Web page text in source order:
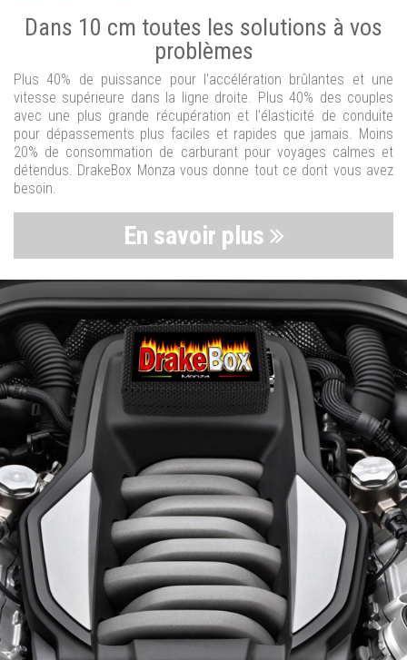
Dans 10 cm toutes les solutions à vos
problèmes
Plus 40% de puissance pour l'accélération brûlantes et une
vitesse supérieure dans la ligne droite. Plus 40% des couples
avec une plus grande récupération et l'élasticité de conduite
pour dépassements plus faciles et rapides que jamais. Moins
20% de consommation de carburant pour voyages calmes et
détendus. DrakeBox Monza vous donne tout ce dont vous avez
besoin.
En savoir plus